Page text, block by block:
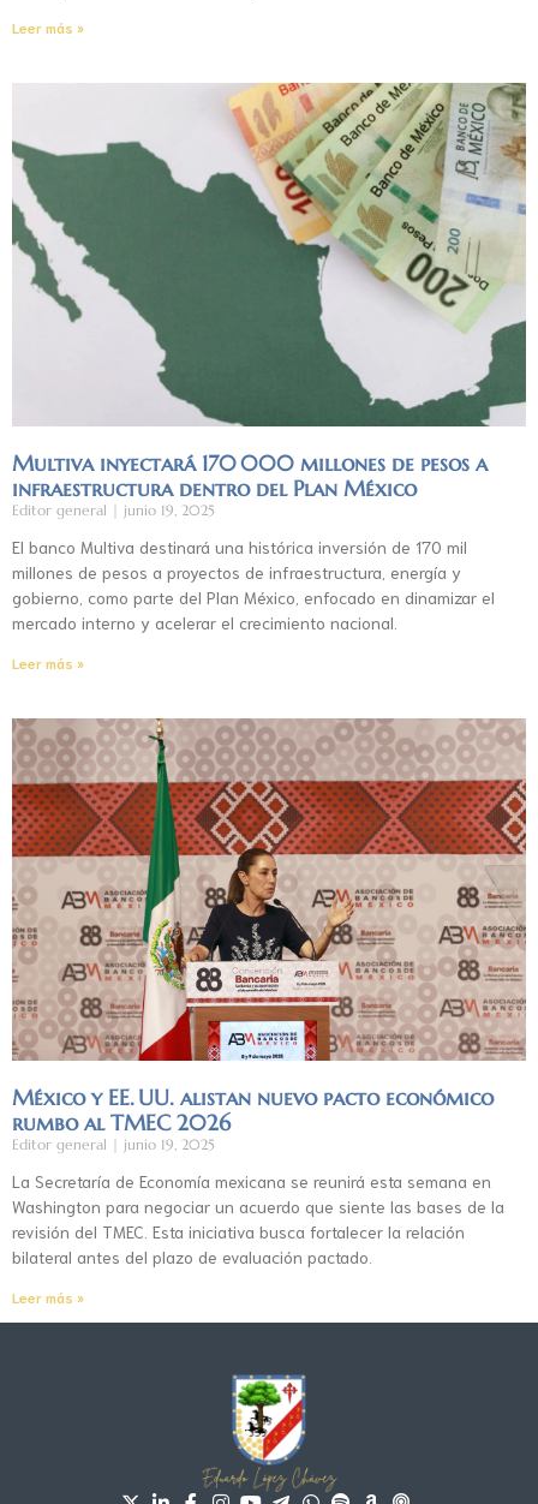
Leer más »
Multiva inyectará 170 000 millones de pesos a
infraestructura dentro del Plan México
Editor general junio 19, 2025
El banco Multiva destinará una histórica inversión de 170 mil
millones de pesos a proyectos de infraestructura, energía y
gobierno, como parte del Plan México, enfocado en dinamizar el
mercado interno y acelerar el crecimiento nacional.
Leer más »
México y EE. UU. alistan nuevo pacto económico
rumbo al TMEC 2026
Editor general junio 19, 2025
La Secretaría de Economía mexicana se reunirá esta semana en
Washington para negociar un acuerdo que siente las bases de la
revisión del TMEC. Esta iniciativa busca fortalecer la relación
bilateral antes del plazo de evaluación pactado.
Leer más »